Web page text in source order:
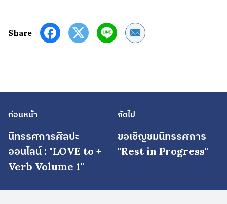
Share Share by Email
ก่อนหน้า
นิทรรศการศิลปะ
ออนไลน์ : "LOVE to +
Verb Volume 1"
ถัดไป
ขอเชิญชมนิทรรศการ
"Rest in Progress"